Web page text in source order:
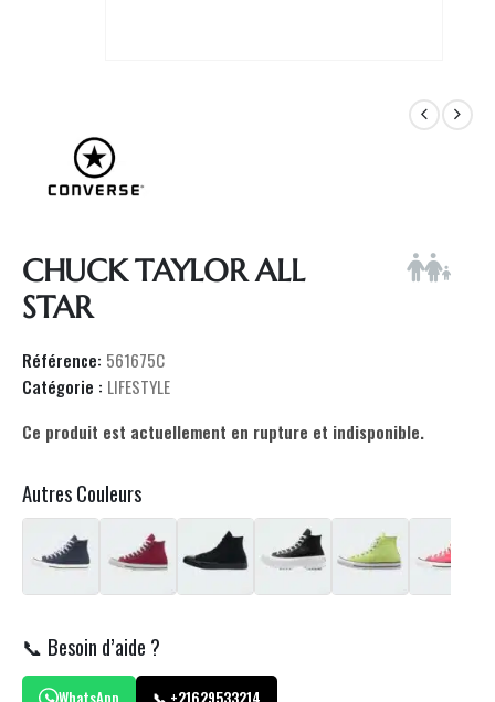
CHUCK TAYLOR ALL
STAR
Référence: 561675C
Catégorie : LIFESTYLE
Ce produit est actuellement en rupture et indisponible.
Autres Couleurs
📞 Besoin d’aide ?
WhatsApp 📞 +21629533214